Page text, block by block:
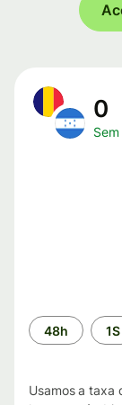
0
Período
de
48h 1S
Usamos a taxa